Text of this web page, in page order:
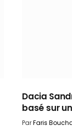
Dacia
basé sur
ParFaris